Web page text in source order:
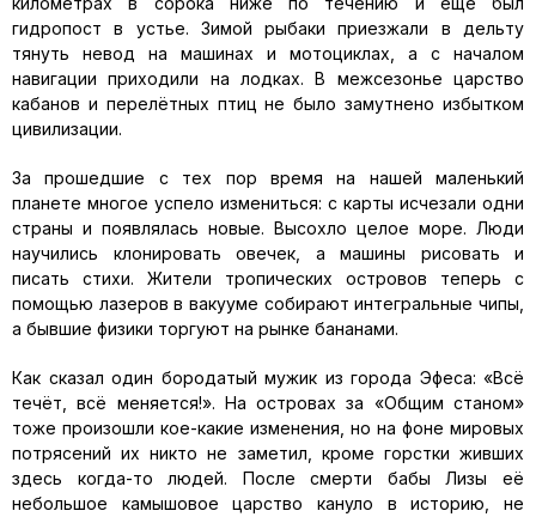
гидропост в устье. Зимой рыбаки приезжали в дельту
тянуть невод на машинах и мотоциклах, а с началом
навигации приходили на лодках. В межсезонье царство
кабанов и перелётных птиц не было замутнено избытком
цивилизации.
За прошедшие с тех пор время на нашей маленький
планете многое успело измениться: с карты исчезали одни
страны и появлялась новые. Высохло целое море. Люди
научились клонировать овечек, а машины рисовать и
писать стихи. Жители тропических островов теперь с
помощью лазеров в вакууме собирают интегральные чипы,
а бывшие физики торгуют на рынке бананами.
Как сказал один бородатый мужик из города Эфеса: «Всё
течёт, всё меняется!». На островах за «Общим станом»
тоже произошли кое-какие изменения, но на фоне мировых
потрясений их никто не заметил, кроме горстки живших
здесь когда-то людей. После смерти бабы Лизы её
небольшое камышовое царство кануло в историю, не